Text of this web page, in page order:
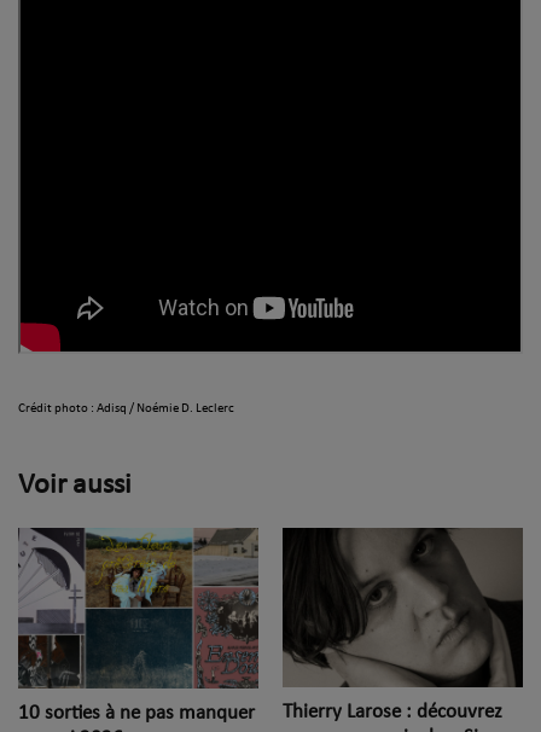
Crédit photo : Adisq / Noémie D. Leclerc
Voir aussi
10 sorties à ne pas manquer
Thierry Larose : découvrez